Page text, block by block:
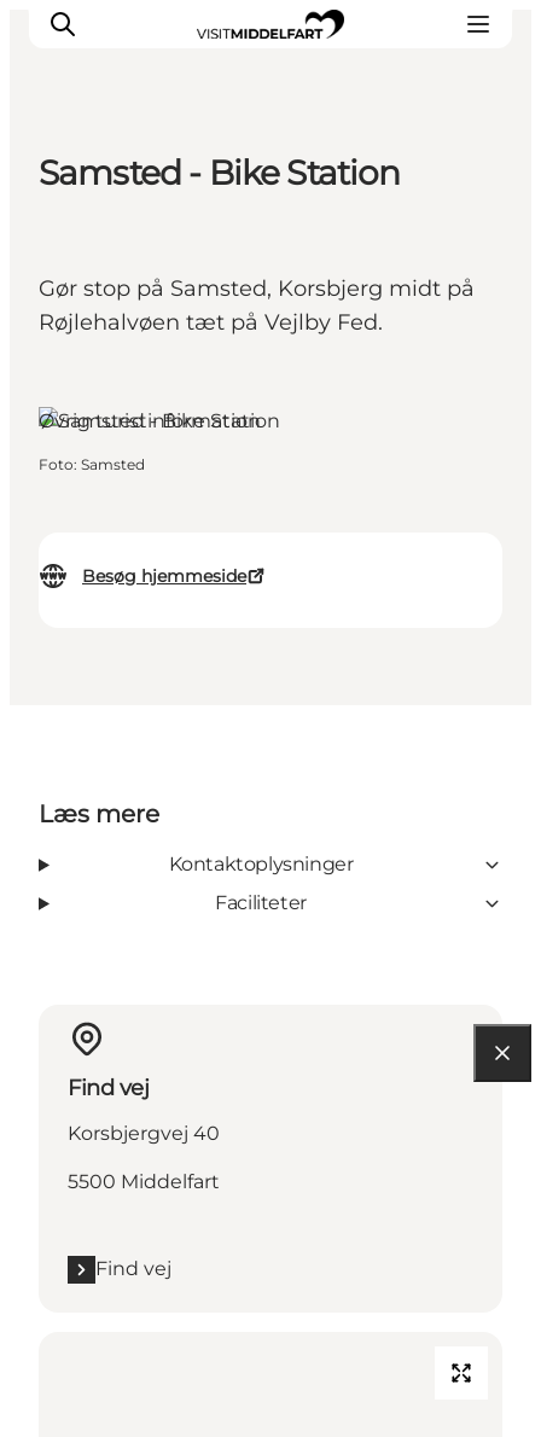
Overnatning
Det Sker
Book oplevelse
Samsted - Bike Station
Gør stop på Samsted, Korsbjerg midt på
Røjlehalvøen tæt på Vejlby Fed.
Besøg hjemmeside
Øvrig turistinformation
Foto: Samsted
Læs mere
Kontaktoplysninger
Faciliteter
Find vej
Korsbjergvej 40
5500 Middelfart
Find vej